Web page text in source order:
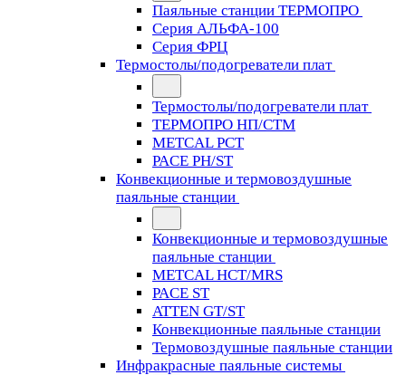
Паяльные станции ТЕРМОПРО
Серия АЛЬФА-100
Серия ФРЦ
Термостолы/подогреватели плат
Термостолы/подогреватели плат
ТЕРМОПРО НП/СТМ
METCAL PCT
PACE PH/ST
Конвекционные и термовоздушные
паяльные станции
Конвекционные и термовоздушные
паяльные станции
METCAL HCT/MRS
PACE ST
ATTEN GT/ST
Конвекционные паяльные станции
Термовоздушные паяльные станции
Инфракрасные паяльные системы